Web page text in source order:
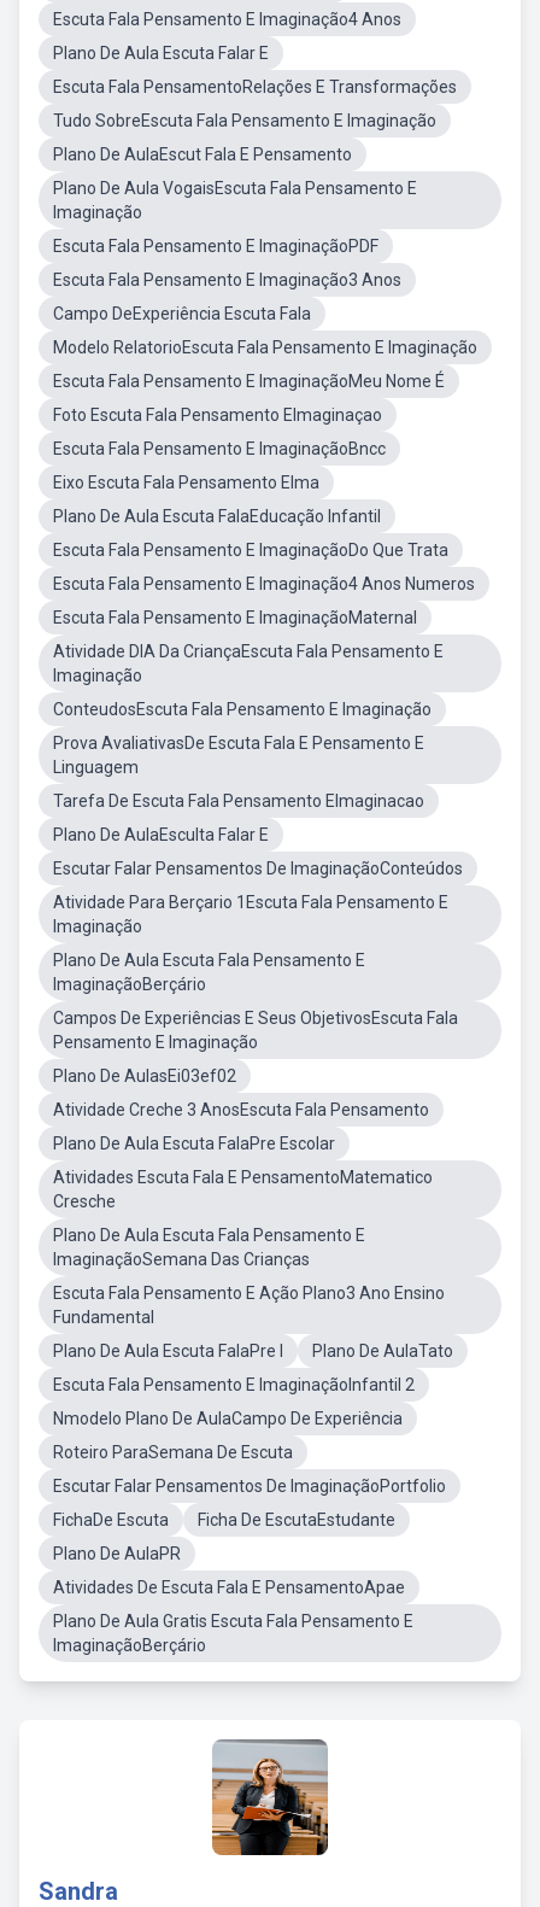
Escuta Fala Pensamento E Imaginação4 Anos
Plano De Aula Escuta Falar E
Escuta Fala PensamentoRelações E Transformações
Tudo SobreEscuta Fala Pensamento E Imaginação
Plano De AulaEscut Fala E Pensamento
Plano De Aula VogaisEscuta Fala Pensamento E
Imaginação
Escuta Fala Pensamento E ImaginaçãoPDF
Escuta Fala Pensamento E Imaginação3 Anos
Campo DeExperiência Escuta Fala
Modelo RelatorioEscuta Fala Pensamento E Imaginação
Escuta Fala Pensamento E ImaginaçãoMeu Nome É
Foto Escuta Fala Pensamento EImaginaçao
Escuta Fala Pensamento E ImaginaçãoBncc
Eixo Escuta Fala Pensamento EIma
Plano De Aula Escuta FalaEducação Infantil
Escuta Fala Pensamento E ImaginaçãoDo Que Trata
Escuta Fala Pensamento E Imaginação4 Anos Numeros
Escuta Fala Pensamento E ImaginaçãoMaternal
Atividade DIA Da CriançaEscuta Fala Pensamento E
Imaginação
ConteudosEscuta Fala Pensamento E Imaginação
Prova AvaliativasDe Escuta Fala E Pensamento E
Linguagem
Tarefa De Escuta Fala Pensamento EImaginacao
Plano De AulaEsculta Falar E
Escutar Falar Pensamentos De ImaginaçãoConteúdos
Atividade Para Berçario 1Escuta Fala Pensamento E
Imaginação
Plano De Aula Escuta Fala Pensamento E
ImaginaçãoBerçário
Campos De Experiências E Seus ObjetivosEscuta Fala
Pensamento E Imaginação
Plano De AulasEi03ef02
Atividade Creche 3 AnosEscuta Fala Pensamento
Plano De Aula Escuta FalaPre Escolar
Atividades Escuta Fala E PensamentoMatematico
Cresche
Plano De Aula Escuta Fala Pensamento E
ImaginaçãoSemana Das Crianças
Escuta Fala Pensamento E Ação Plano3 Ano Ensino
Fundamental
Plano De Aula Escuta FalaPre I
Plano De AulaTato
Escuta Fala Pensamento E ImaginaçãoInfantil 2
Nmodelo Plano De AulaCampo De Experiência
Roteiro ParaSemana De Escuta
Escutar Falar Pensamentos De ImaginaçãoPortfolio
FichaDe Escuta
Ficha De EscutaEstudante
Plano De AulaPR
Atividades De Escuta Fala E PensamentoApae
Plano De Aula Gratis Escuta Fala Pensamento E
ImaginaçãoBerçário
Sandra